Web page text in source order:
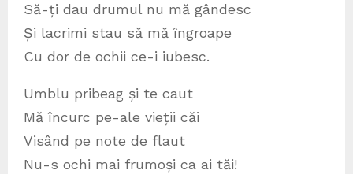
Să-ți dau drumul nu mă gândesc
Și lacrimi stau să mă îngroape
Cu dor de ochii ce-i iubesc.
Umblu pribeag și te caut
Mă încurc pe-ale vieții căi
Visând pe note de flaut
Nu-s ochi mai frumoși ca ai tăi!